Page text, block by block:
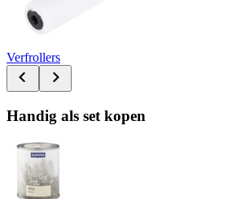
Verfrollers
Handig als set kopen